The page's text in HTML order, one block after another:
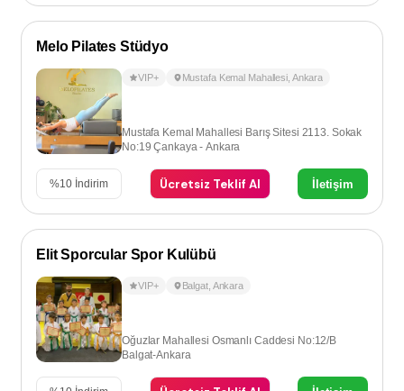
Melo Pilates Stüdyo
VIP+ Mustafa Kemal Mahallesi Ankara
Mustafa Kemal Mahallesi Barış Sitesi 2113. Sokak
No:19 Çankaya - Ankara
%10 İndirim Ücretsiz Teklif Al İletişim
Elit Sporcular Spor Kulübü
VIP+ Balgat, Ankara
Oğuzlar Mahallesi Osmanlı Caddesi No:12/B
Balgat-Ankara